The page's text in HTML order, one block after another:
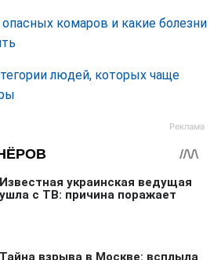
комаров и какие болезни
людей, которых чаще